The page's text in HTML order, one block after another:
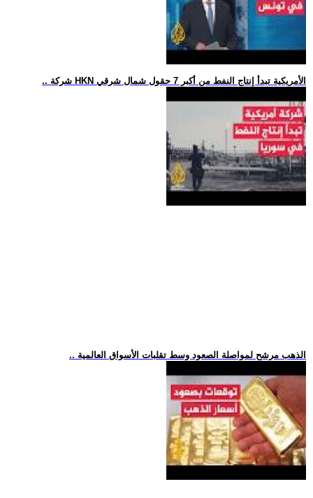
.. شركة HKN الأمريكية تبدأ إنتاج النفط من أكبر 7 حقول شمال شرقي
.. الذهب مرشح لمواصلة الصعود وسط تقلبات الأسواق العالمية